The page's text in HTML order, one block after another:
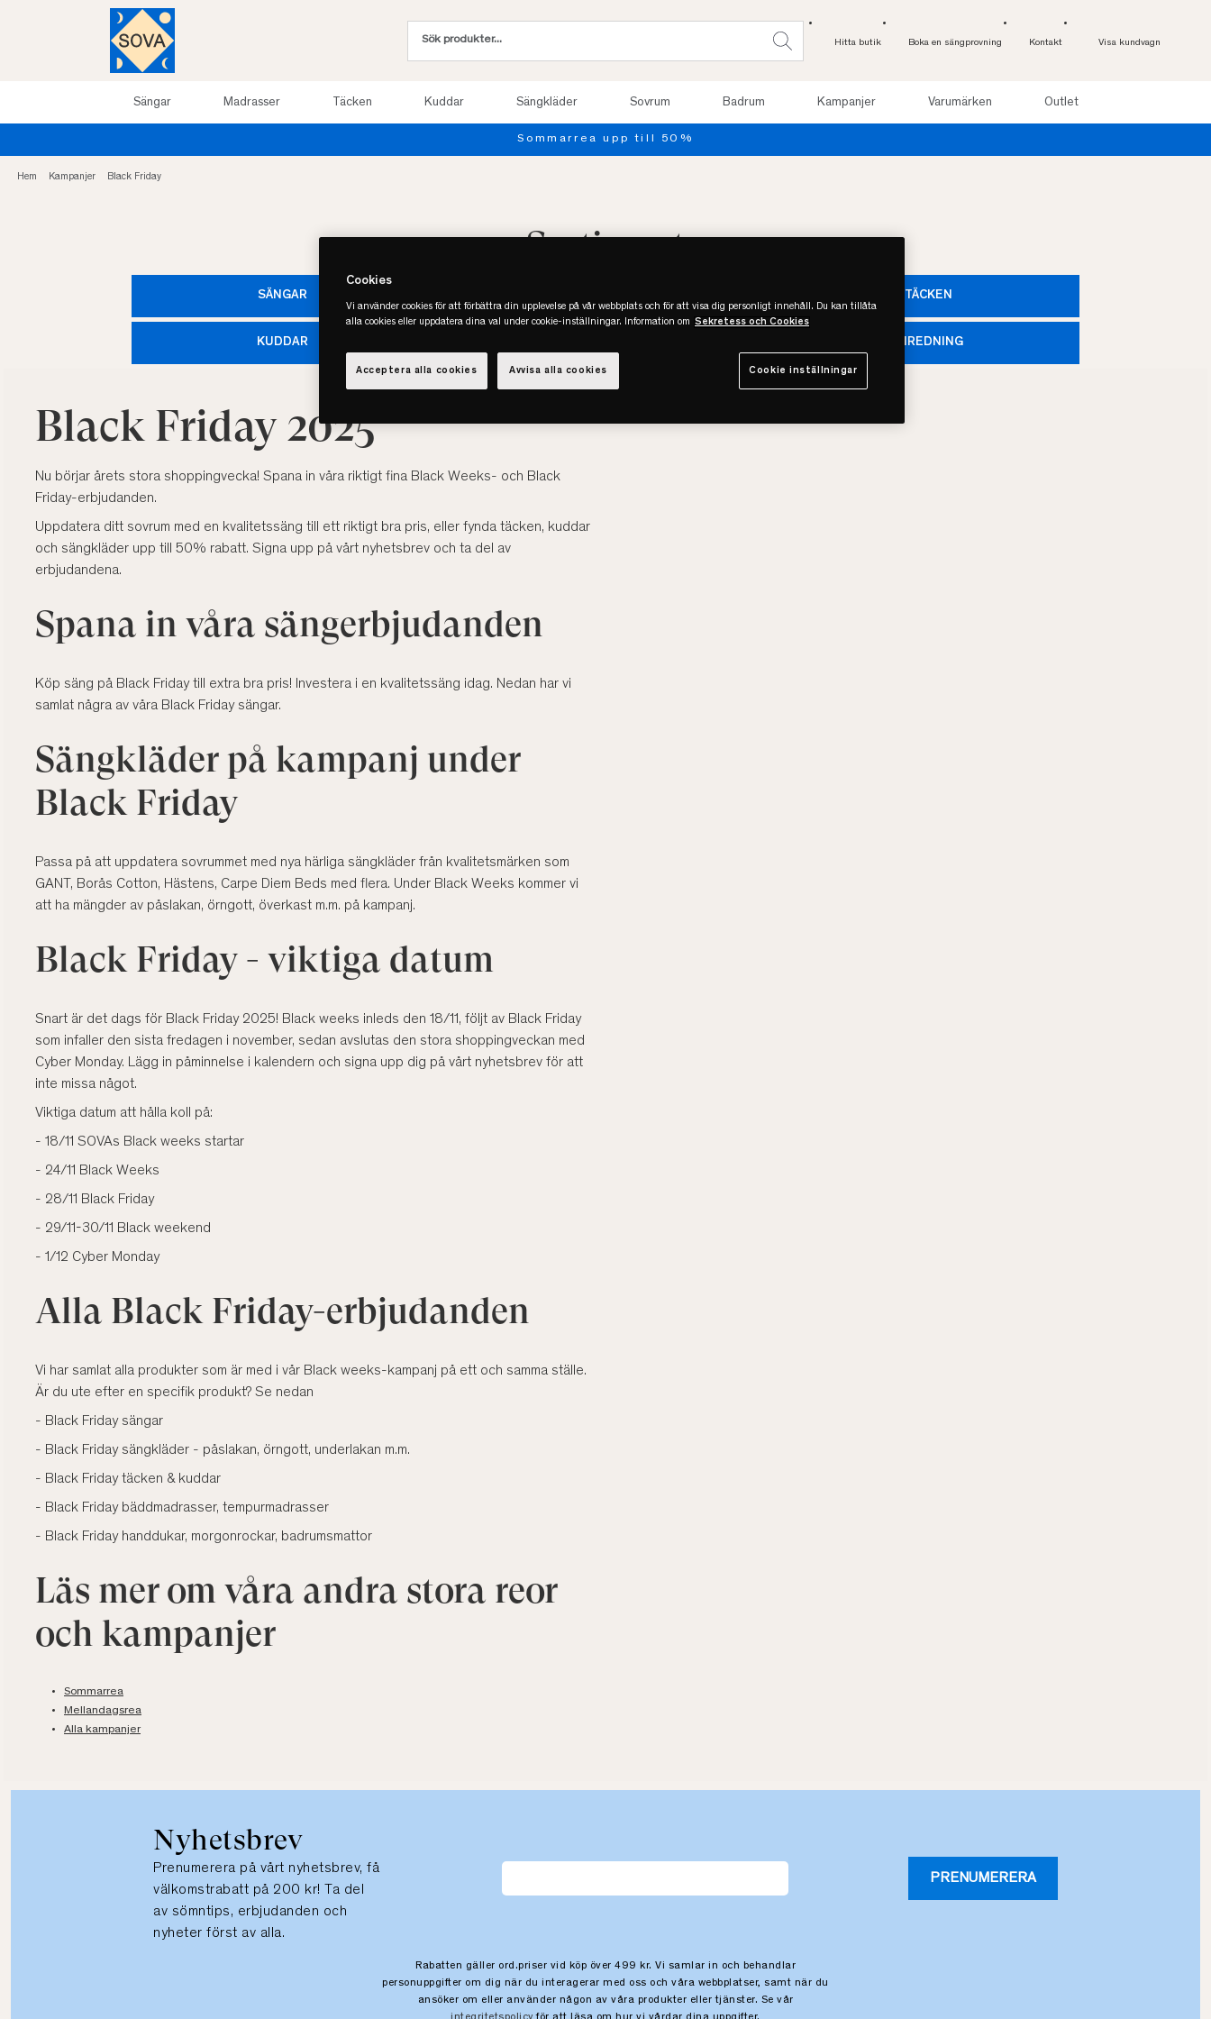
Hitta butik Boka en sängprovning Kontakt Visa kundvagn
Sängar Madrasser Täcken Kuddar Sängkläder Sovrum Badrum Kampanjer Varumärken Outlet
Sommarrea upp till 50%
Hem Kampanjer Black Friday
Sortiment
SÄNGAR TÄCKEN
KUDDAR INREDNING
Black Friday 2025
Nu börjar årets stora shoppingvecka! Spana in våra riktigt fina Black Weeks- och Black
Friday-erbjudanden.
Uppdatera ditt sovrum med en kvalitetssäng till ett riktigt bra pris, eller fynda täcken, kuddar
och sängkläder upp till 50% rabatt. Signa upp på vårt nyhetsbrev och ta del av
erbjudandena.
Spana in våra sängerbjudanden
Köp säng på Black Friday till extra bra pris! Investera i en kvalitetssäng idag. Nedan har vi
samlat några av våra Black Friday sängar.
Sängkläder på kampanj under
Black Friday
Passa på att uppdatera sovrummet med nya härliga sängkläder från kvalitetsmärken som
GANT, Borås Cotton, Hästens, Carpe Diem Beds med flera. Under Black Weeks kommer vi
att ha mängder av påslakan, örngott, överkast m.m. på kampanj.
Black Friday - viktiga datum
Snart är det dags för Black Friday 2025! Black weeks inleds den 18/11, följt av Black Friday
som infaller den sista fredagen i november, sedan avslutas den stora shoppingveckan med
Cyber Monday. Lägg in påminnelse i kalendern och signa upp dig på vårt nyhetsbrev för att
inte missa något.
Viktiga datum att hålla koll på:
- 18/11 SOVAs Black weeks startar
- 24/11 Black Weeks
- 28/11 Black Friday
- 29/11-30/11 Black weekend
- 1/12 Cyber Monday
Alla Black Friday-erbjudanden
Vi har samlat alla produkter som är med i vår Black weeks-kampanj på ett och samma ställe.
Är du ute efter en specifik produkt? Se nedan
- Black Friday sängar
- Black Friday sängkläder - påslakan, örngott, underlakan m.m.
- Black Friday täcken & kuddar
- Black Friday bäddmadrasser, tempurmadrasser
- Black Friday handdukar, morgonrockar, badrumsmattor
Läs mer om våra andra stora reor
och kampanjer
Sommarrea
Mellandagsrea
Alla kampanjer
Nyhetsbrev
Prenumerera på vårt nyhetsbrev, få
välkomstrabatt på 200 kr! Ta del
av sömntips, erbjudanden och
nyheter först av alla.
PRENUMERERA
Rabatten gäller ord.priser vid köp över 499 kr. Vi samlar in och behandlar
personuppgifter om dig när du interagerar med oss och våra webbplatser, samt när du
ansöker om eller använder någon av våra produkter eller tjänster. Se vår
Cookies
Vi använder cookies för att förbättra din upplevelse på vår webbplats och för att visa dig personligt innehåll. Du kan tillåta
alla cookies eller uppdatera dina val under cookie-inställningar. Information om Sekretess och Cookies
Cookie inställningar
Avvisa alla cookies
Acceptera alla cookies